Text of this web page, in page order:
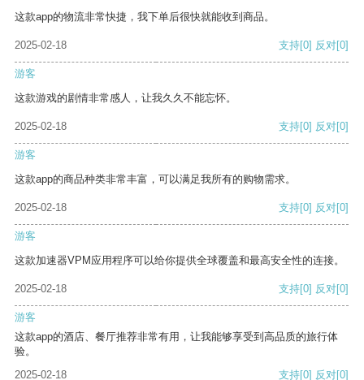
这款app的物流非常快捷，我下单后很快就能收到商品。
2025-02-18 支持[0] 反对[0]
游客
这款游戏的剧情非常感人，让我久久不能忘怀。
2025-02-18 支持[0] 反对[0]
游客
这款app的商品种类非常丰富，可以满足我所有的购物需求。
2025-02-18 支持[0] 反对[0]
游客
这款加速器VPM应用程序可以给你提供全球覆盖和最高安全性的连接。
2025-02-18 支持[0] 反对[0]
游客
这款app的酒店、餐厅推荐非常有用，让我能够享受到高品质的旅行体
验。
2025-02-18
支持[0] 反对[0]